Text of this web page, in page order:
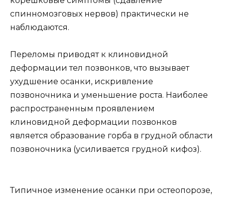
спинномозговых нервов) практически не
наблюдаются.
Переломы приводят к клиновидной
деформации тел позвонков, что вызывает
ухудшение осанки, искривление
позвоночника и уменьшение роста. Наиболее
распространенным проявлением
клиновидной деформации позвонков
является образование горба в грудной области
позвоночника (усиливается грудной кифоз).
Типичное изменение осанки при остеопорозе,